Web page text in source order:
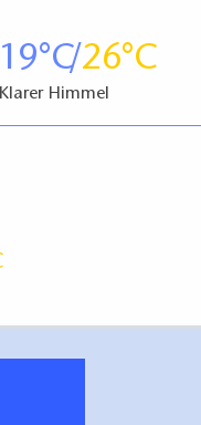
19 26
Klarer Himmel